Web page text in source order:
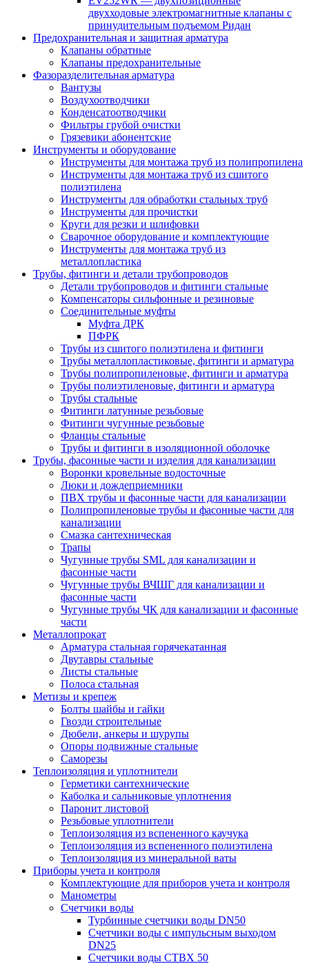
двухходовые электромагнитные клапаны с
принудительным подъемом Ридан
Предохранительная и защитная арматура
Клапаны обратные
Клапаны предохранительные
Фазоразделительная арматура
Вантузы
Воздухоотводчики
Конденсатоотводчики
Фильтры грубой очистки
Грязевики абонентские
Инструменты и оборудование
Инструменты для монтажа труб из полипропилена
Инструменты для монтажа труб из сшитого
полиэтилена
Инструменты для обработки стальных труб
Инструменты для прочистки
Круги для резки и шлифовки
Сварочное оборудование и комплектующие
Инструменты для монтажа труб из
металлопластика
Трубы, фитинги и детали трубопроводов
Детали трубопроводов и фитинги стальные
Компенсаторы сильфонные и резиновые
Соединительные муфты
Муфта ДРК
ПФРК
Трубы из сшитого полиэтилена и фитинги
Трубы металлопластиковые, фитинги и арматура
Трубы полипропиленовые, фитинги и арматура
Трубы полиэтиленовые, фитинги и арматура
Трубы стальные
Фитинги латунные резьбовые
Фитинги чугунные резьбовые
Фланцы стальные
Трубы и фитинги в изоляционной оболочке
Трубы, фасонные части и изделия для канализации
Воронки кровельные водосточные
Люки и дождеприемники
ПВХ трубы и фасонные части для канализации
Полипропиленовые трубы и фасонные части для
канализации
Смазка сантехническая
Трапы
Чугунные трубы SML для канализации и
фасонные части
Чугунные трубы ВЧШГ для канализации и
фасонные части
Чугунные трубы ЧК для канализации и фасонные
части
Металлопрокат
Арматура стальная горячекатанная
Двутавры стальные
Листы стальные
Полоса стальная
Метизы и крепеж
Болты шайбы и гайки
Гвозди строительные
Дюбели, анкеры и шурупы
Опоры подвижные стальные
Саморезы
Теплоизоляция и уплотнители
Герметики сантехнические
Каболка и сальниковые уплотнения
Паронит листовой
Резьбовые уплотнители
Теплоизоляция из вспененного каучука
Теплоизоляция из вспененного полиэтилена
Теплоизоляция из минеральной ваты
Приборы учета и контроля
Комплектующие для приборов учета и контроля
Манометры
Счетчики воды
Турбинные счетчики воды DN50
Счетчики воды с импульсным выходом
DN25
Счетчики воды СТВХ 50